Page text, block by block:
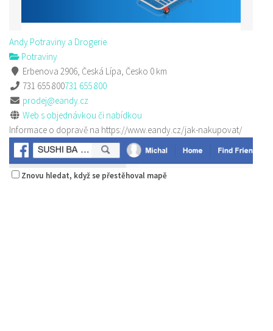
Andy Potraviny a Drogerie
Potraviny
Erbenova 2906, Česká Lípa, Česko 0 km
731 655 800731 655 800
prodej@eandy.cz
Web s objednávkou či nabídkou
Informace o dopravě na https://www.eandy.cz/jak-nakupovat/
Znovu hledat, když se přestěhoval mapě